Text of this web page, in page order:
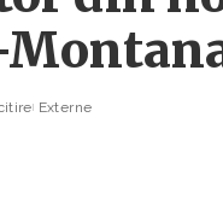
Externe